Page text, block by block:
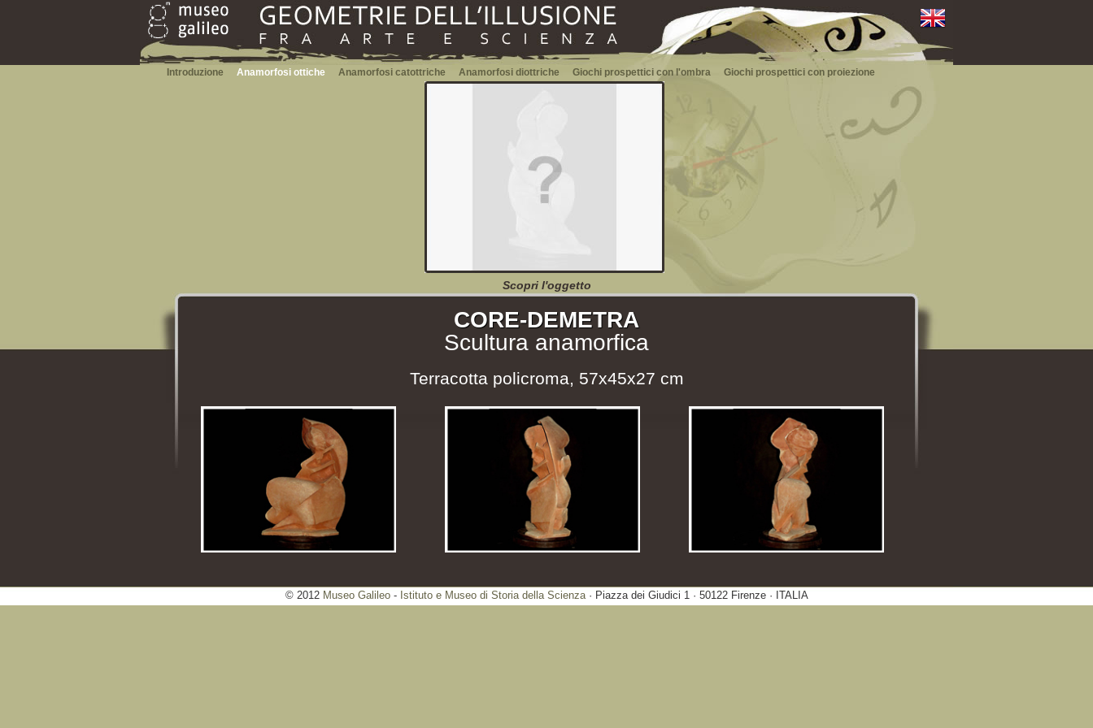
Introduzione Anamorfosi ottiche Anamorfosi catottriche Anamorfosi diottriche Giochi prospettici con l'ombra Giochi prospettici con proiezione
Scopri l'oggetto
CORE-DEMETRA
Scultura anamorfica
Terracotta policroma, 57x45x27 cm
© 2012 Museo Galileo- Istituto e Museo di Storia della Scienza· Piazza dei Giudici 1 · 50122 Firenze · ITALIA